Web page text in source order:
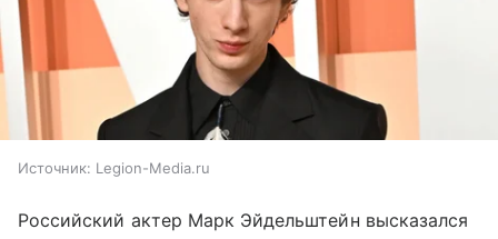
Источник: Legion-Media.ru
Российский актер Марк Эйдельштейн высказался